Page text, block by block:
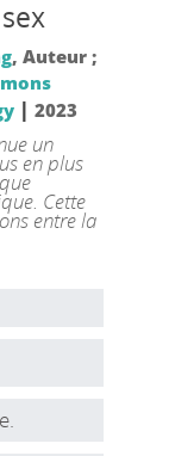
, Auteur ;
| 2023
un
en plus
Cette
entre la